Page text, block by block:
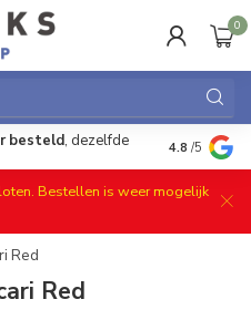
0
besteld, dezelfde Gratis
4.8 /5
Bestellen is weer mogelijk
Red
Red